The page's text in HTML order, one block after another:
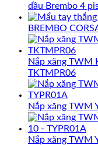
dầu Brembo 4
BREMBO
Nắp xăng TWM
TKTMPR06
Nắp xăng TWM
Nắp xăng TWM